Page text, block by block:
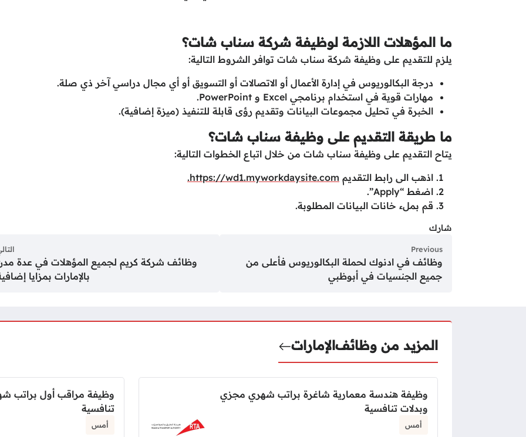
ما المؤهلات اللازمة لوظيفة شركة سناب شات؟
يلزم للتقديم على وظيفة شركة سناب شات توافر الشروط التالية:
درجة البكالوريوس في إدارة الأعمال أو الاتصالات أو التسويق أو أي مجال دراسي آخر ذي صلة.
مهارات قوية في استخدام برنامجي Excel و PowerPoint.
الخبرة في تحليل مجموعات البيانات وتقديم رؤى قابلة للتنفيذ (ميزة إضافية).
ما طريقة التقديم على وظيفة سناب شات؟
يتاح التقديم على وظيفة سناب شات من خلال اتباع الخطوات التالية:
اذهب الى رابط التقديم https://wd1.myworkdaysite.com.
اضغط “Apply”.
قم بملء خانات البيانات المطلوبة.
شارك
Previous
وظائف في ادنوك لحملة البكالوريوس فأعلى من
جميع الجنسيات في أبوظبي
وظائف شركة كريم لجميع المؤهلات في عدة
بالإمارات بمزايا
المزيد من وظائفالإمارات
وظيفة هندسة معمارية شاغرة براتب شهري مجزي
وبدلات تنافسية
أمس
وظيفة مراقب أول براتب
تنافسية
أمس